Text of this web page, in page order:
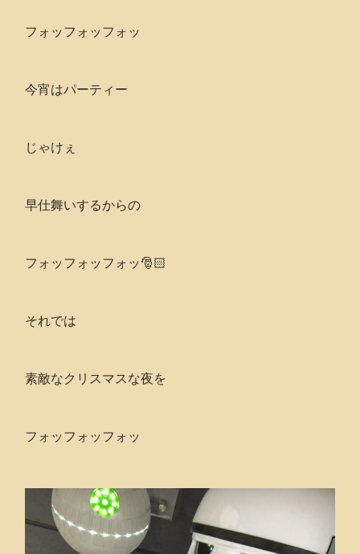
フォッフォッフォッ
今宵はパーティー
じゃけぇ
早仕舞いするからの
フォッフォッフォッ🎅🏻
それでは
素敵なクリスマスな夜を
フォッフォッフォッ